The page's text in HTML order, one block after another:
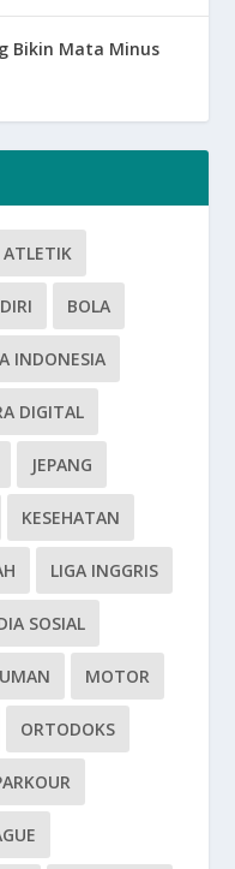
Bikin Mata Minus
ATLETIK
BOLA
INDONESIA
DIGITAL
JEPANG
KESEHATAN
LIGA INGGRIS
SOSIAL
MOTOR
ORTODOKS